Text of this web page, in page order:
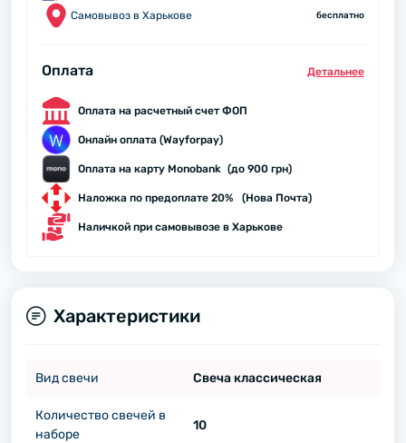
Самовывоз в Харькове бесплатно
Оплата Детальнее
Оплата на расчетный счет ФОП
Онлайн оплата (Wayforpay)
Оплата на карту Monobank (до 900 грн)
Наложка по предоплате 20% (Нова Почта)
Наличкой при самовывозе в Харькове
Характеристики
Вид свечи Свеча классическая
Количество свечей в
наборе
10